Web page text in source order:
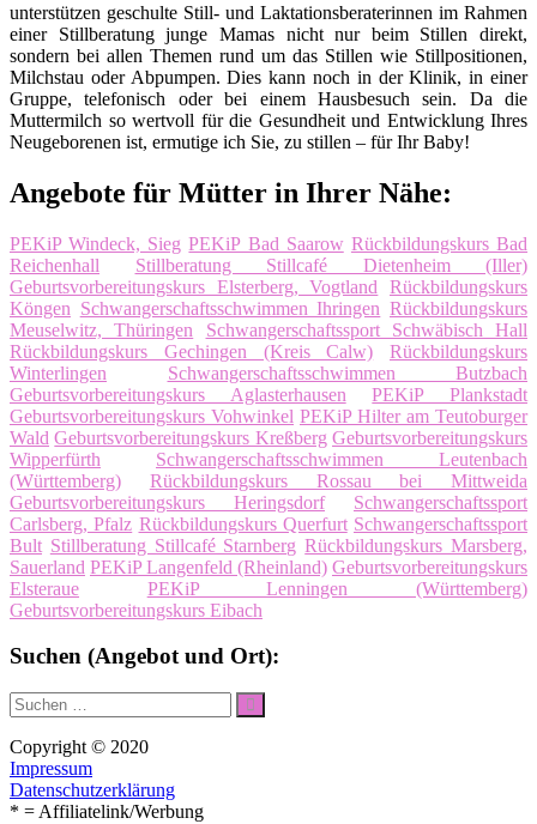
unterstützen geschulte Still- und Laktationsberaterinnen im Rahmen
einer Stillberatung junge Mamas nicht nur beim Stillen direkt,
sondern bei allen Themen rund um das Stillen wie Stillpositionen,
Milchstau oder Abpumpen. Dies kann noch in der Klinik, in einer
Gruppe, telefonisch oder bei einem Hausbesuch sein. Da die
Muttermilch so wertvoll für die Gesundheit und Entwicklung Ihres
Neugeborenen ist, ermutige ich Sie, zu stillen – für Ihr Baby!
Angebote für Mütter in Ihrer Nähe:
PEKiP Windeck, Sieg PEKiP Bad Saarow Rückbildungskurs Bad
Reichenhall
Stillberatung Stillcafé Dietenheim (Iller)
Geburtsvorbereitungskurs Elsterberg, Vogtland
Rückbildungskurs
Köngen Schwangerschaftsschwimmen Ihringen Rückbildungskurs
Meuselwitz, Thüringen
Schwangerschaftssport Schwäbisch Hall
Rückbildungskurs Gechingen (Kreis Calw)
Rückbildungskurs
Winterlingen
Schwangerschaftsschwimmen Butzbach
Geburtsvorbereitungskurs Aglasterhausen
PEKiP Plankstadt
Geburtsvorbereitungskurs Vohwinkel PEKiP Hilter am Teutoburger
Wald Geburtsvorbereitungskurs Kreßberg Geburtsvorbereitungskurs
Wipperfürth
Schwangerschaftsschwimmen Leutenbach
(Württemberg)
Rückbildungskurs Rossau bei Mittweida
Geburtsvorbereitungskurs Heringsdorf
Schwangerschaftssport
Carlsberg, Pfalz Rückbildungskurs Querfurt Schwangerschaftssport
Bult Stillberatung Stillcafé Starnberg Rückbildungskurs Marsberg,
Sauerland PEKiP Langenfeld (Rheinland) Geburtsvorbereitungskurs
Elsteraue
PEKiP Lenningen (Württemberg)
Geburtsvorbereitungskurs Eibach
Suchen (Angebot und Ort):
Suche
nach:
Suchen
Copyright © 2020
Impressum
Datenschutzerklärung
* = Affiliatelink/Werbung